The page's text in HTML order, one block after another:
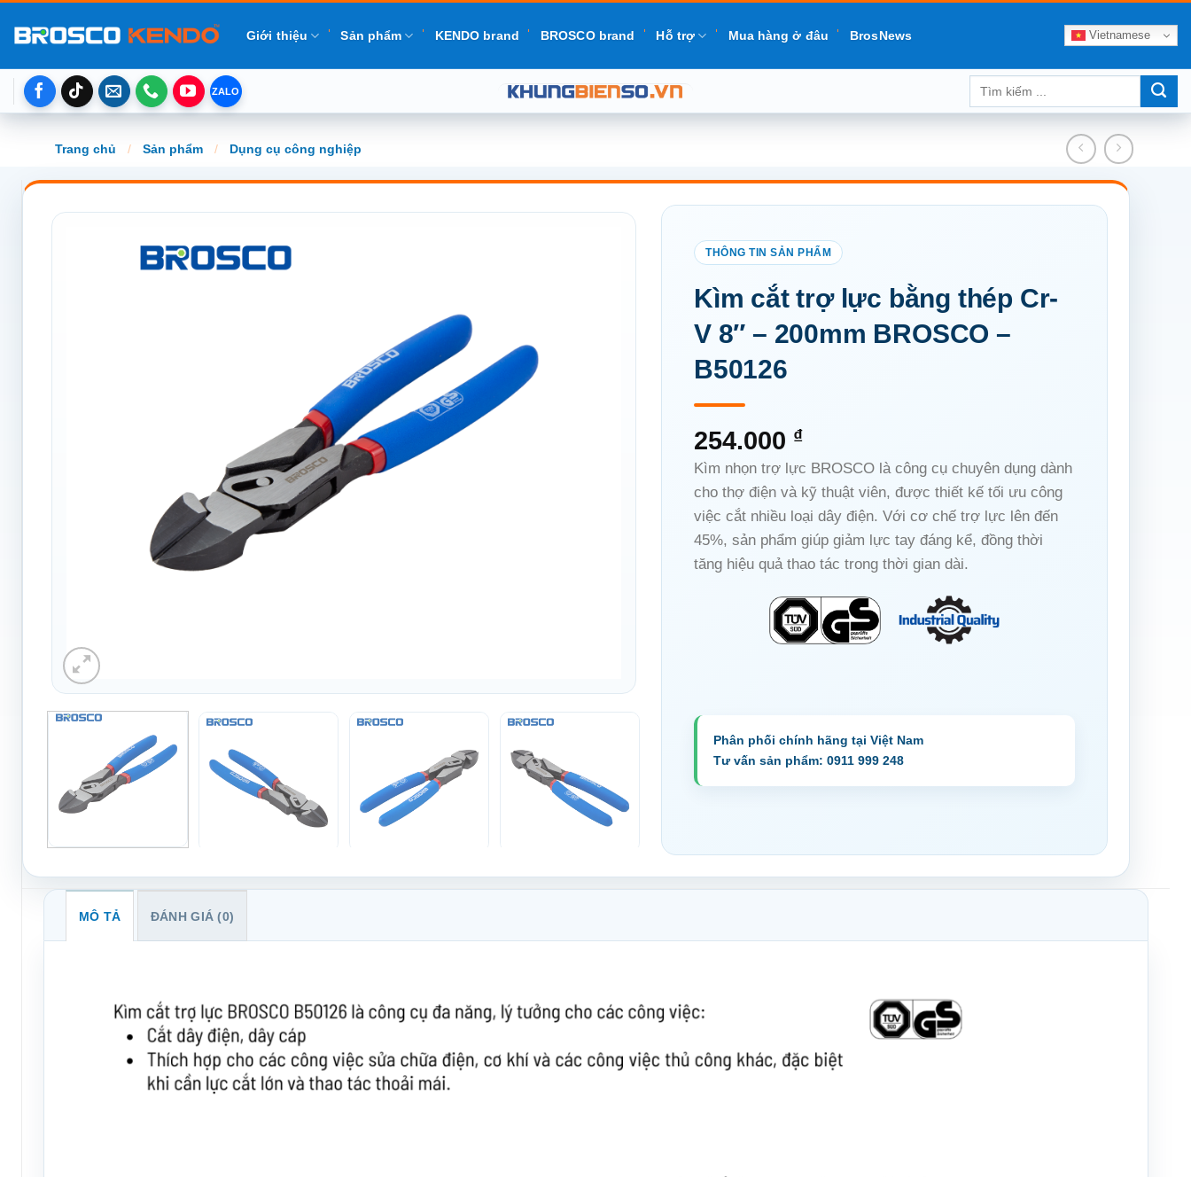
đến
dung
Giới thiệu Sản phẩm KENDO brand BROSCO brand Hỗ trợ Mua hàng ở đâu BrosNews Vietnamese
Tìm
Trang chủ / Sản phẩm / Dụng cụ công nghiệp
Kìm cắt trợ lực bằng thép Cr-
V 8″ – 200mm BROSCO –
B50126
254.000 ₫
Kìm nhọn trợ lực BROSCO là công cụ chuyên dụng dành
cho thợ điện và kỹ thuật viên, được thiết kế tối ưu công
việc cắt nhiều loại dây điện. Với cơ chế trợ lực lên đến
45%, sản phẩm giúp giảm lực tay đáng kể, đồng thời
tăng hiệu quả thao tác trong thời gian dài.
MÔ TẢ ĐÁNH GIÁ (0)